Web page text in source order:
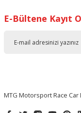
E-Bültene Kayıt
MTG Motorsport Race